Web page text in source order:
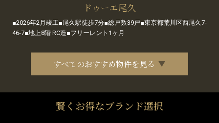
ドゥーエ尾久
■2026年2月竣工■尾久駅徒歩7分■総戸数39戸■東京都荒川区西尾久7-
46-7■地上8階 RC造■フリーレント1ヶ月
すべてのおすすめ物件を見る
賢くお得なブランド選択